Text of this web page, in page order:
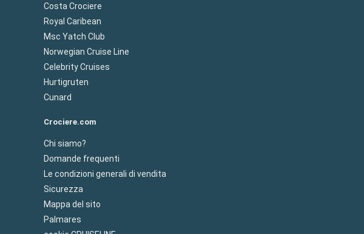
Costa Crociere
Royal Caribean
Msc Yatch Club
Norwegian Cruise Line
Celebrity Cruises
Hurtigruten
Cunard
Crociere.com
Chi siamo?
Domande frequenti
Le condizioni generali di vendita
Sicurezza
Mappa del sito
Palmares